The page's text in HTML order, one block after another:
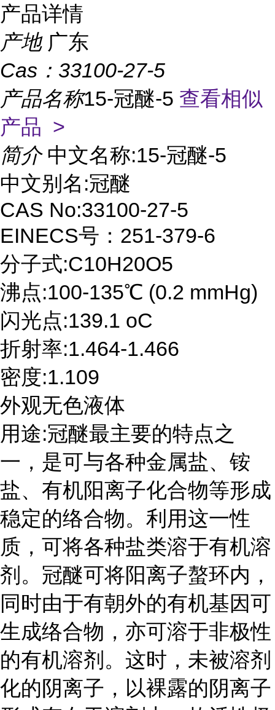
产品详情
产地 广东
Cas： 33100-27-5
产品名称15-冠醚-5 查看相似
产品 >
简介 中文名称:15-冠醚-5
中文别名:冠醚
CAS No:33100-27-5
EINECS号：251-379-6
分子式:C10H20O5
沸点:100-135℃ (0.2 mmHg)
闪光点:139.1 oC
折射率:1.464-1.466
密度:1.109
外观无色液体
用途:冠醚最主要的特点之
一，是可与各种金属盐、铵
盐、有机阳离子化合物等形成
稳定的络合物。利用这一性
质，可将各种盐类溶于有机溶
剂。冠醚可将阳离子螯环内，
同时由于有朝外的有机基因可
生成络合物，亦可溶于非极性
的有机溶剂。这时，未被溶剂
化的阴离子，以裸露的阴离子